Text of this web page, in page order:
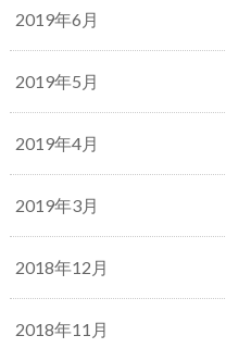
2019年6月
2019年5月
2019年4月
2019年3月
2018年12月
2018年11月